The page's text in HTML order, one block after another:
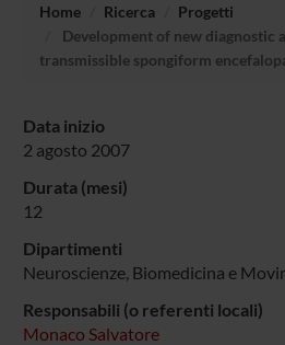
Home Ricerca
Progetti
Development of new diagnostic
transmissible spongiform
Data inizio
2 agosto 2007
Durata (mesi)
12
Dipartimenti
Neuroscienze, Biomedicina e
Responsabili (o referenti locali)
Monaco Salvatore